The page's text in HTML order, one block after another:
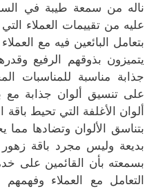
ناله من سمعة طيبة في
عليه من تقييمات العملاء
بتعامل البائعين فيه مع
يتميزون بذوقهم الرفيع
جذابة مناسبة للمناسبات
على تنسيق ألوان جذابة مع
ألوان الأغلفة التي تحيط باقة
بتناسق الألوان وتضادها
بديعة وليس مجرد باقة زهور
بسمعته بأن القائمين على
التعامل مع العملاء